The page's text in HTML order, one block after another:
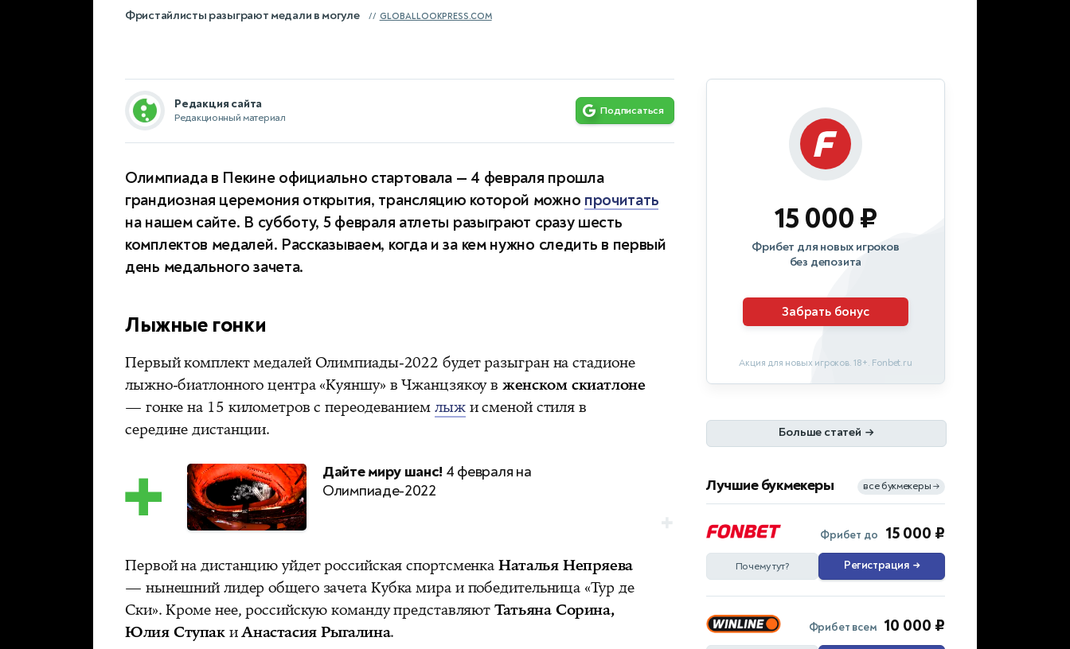
Фристайлисты разыграют медали в могуле GLOBALLOOKPRESS.COM
Редакция сайта
Редакционный материал
Подписаться
Олимпиада в Пекине официально стартовала — 4 февраля прошла
грандиозная церемония открытия, трансляцию которой можно прочитать
на нашем сайте. В субботу, 5 февраля атлеты разыграют сразу шесть
комплектов медалей. Рассказываем, когда и за кем нужно следить в первый
день медального зачета.
Лыжные гонки
Первый комплект медалей Олимпиады-2022 будет разыгран на стадионе
лыжно-биатлонного центра «Куяншу» в Чжанцзякоу вженском скиатлоне
— гонке на 15 километров с переодеваниемлыжи сменой стиля в
середине дистанции.
Дайте миру шанс! 4 февраля на
Олимпиаде-2022
Первой на дистанцию уйдет российская спортсменкаНаталья Непряева
— нынешний лидер общего зачета Кубка мира и победительница «Тур де
Ски». Кроме нее, российскую команду представляютТатьяна Сорина,
Юлия СтупакиАнастасия Рыгалина.
15 000 ₽
Фрибет для новых игроков
без депозита
Забрать бонус
Акция для новых игроков. 18+. Fonbet.ru
Больше статей →
Лучшие букмекеры все букмекеры →
Фрибет до 15 000 ₽
Почему тут? Регистрация →
Фрибет всем 10 000 ₽